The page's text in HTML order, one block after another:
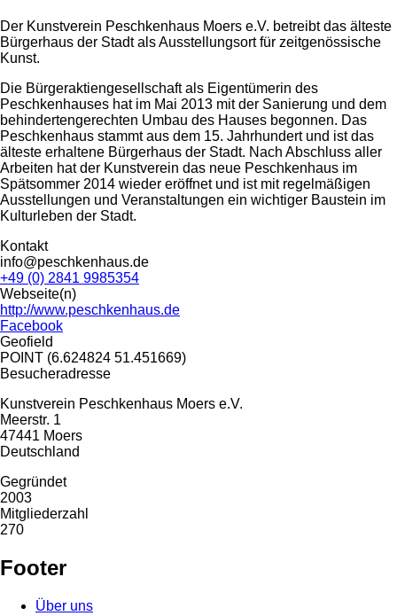
Der Kunstverein Peschkenhaus Moers e.V. betreibt das älteste
Bürgerhaus der Stadt als Ausstellungsort für zeitgenössische
Kunst.
Die Bürgeraktiengesellschaft als Eigentümerin des
Peschkenhauses hat im Mai 2013 mit der Sanierung und dem
behindertengerechten Umbau des Hauses begonnen. Das
Peschkenhaus stammt aus dem 15. Jahrhundert und ist das
älteste erhaltene Bürgerhaus der Stadt. Nach Abschluss aller
Arbeiten hat der Kunstverein das neue Peschkenhaus im
Spätsommer 2014 wieder eröffnet und ist mit regelmäßigen
Ausstellungen und Veranstaltungen ein wichtiger Baustein im
Kulturleben der Stadt.
Kontakt
info@peschkenhaus.de
+49 (0) 2841 9985354
Webseite(n)
http://www.peschkenhaus.de
Facebook
Geofield
POINT (6.624824 51.451669)
Besucheradresse
Kunstverein Peschkenhaus Moers e.V.
Meerstr. 1
47441 Moers
Deutschland
Gegründet
2003
Mitgliederzahl
270
Footer
Über uns